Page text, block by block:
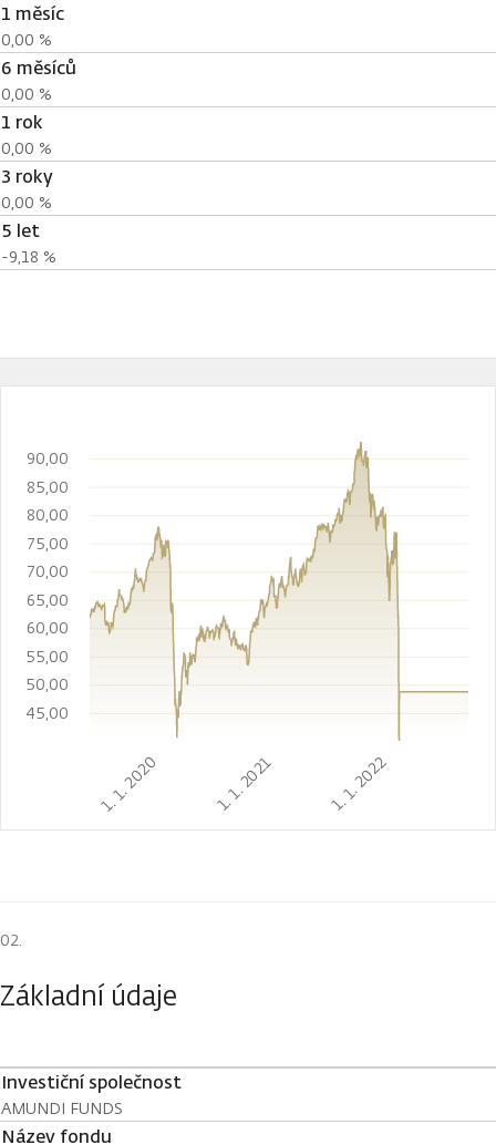
1 měsíc
0,00 %
6 měsíců
0,00 %
1 rok
0,00 %
3 roky
0,00 %
5 let
-9,18 %
1. 1. 2020 1. 1. 2021 1. 1. 2022
45,00
50,00
55,00
60,00
65,00
70,00
75,00
80,00
85,00
90,00
Základní údaje
Investiční společnost
AMUNDI FUNDS
Název fondu